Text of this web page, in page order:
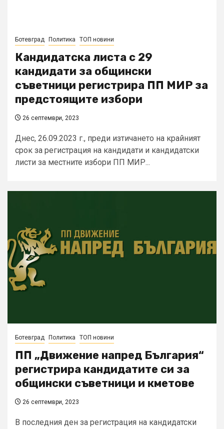
Ботевград Политика ТОП новини
Кандидатска листа с 29
кандидати за общински
съветници регистрира ПП МИР за
предстоящите избори
26 септември, 2023
Днес, 26.09.2023 г., преди изтичането на крайният
срок за регистрация на кандидати и кандидатски
листи за местните избори ПП МИР...
Ботевград Политика ТОП новини
ПП „Движение напред България“
регистрира кандидатите си за
общински съветници и кметове
26 септември, 2023
В последния ден за регистрация на кандидатски